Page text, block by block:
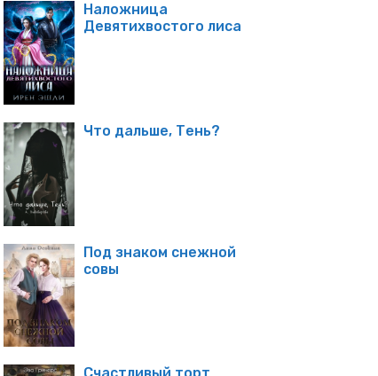
Наложница
Девятихвостого лиса
Что дальше, Тень?
Под знаком снежной
совы